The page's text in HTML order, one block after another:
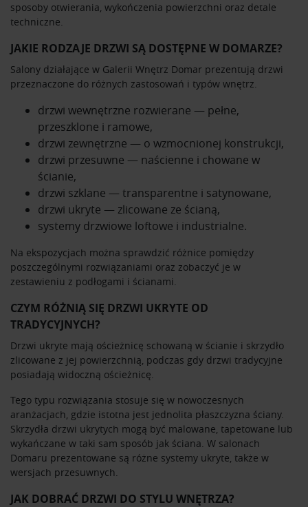
społecznościowym, reklamowym i analitycznym.
Partnerzy mogą połączyć te informacje z innymi danymi
otrzymanymi od Ciebie lub uzyskanymi podczas
sposoby otwierania, wykończenia powierzchni oraz detale
techniczne.
JAKIE RODZAJE DRZWI SĄ DOSTĘPNE W DOMARZE?
Salony działające w Galerii Wnętrz Domar prezentują drzwi
przeznaczone do różnych zastosowań i typów wnętrz.
drzwi wewnętrzne rozwierane — pełne,
przeszklone i ramowe,
drzwi zewnętrzne — o wzmocnionej konstrukcji,
drzwi przesuwne — naścienne i chowane w
ścianie,
drzwi szklane — transparentne i satynowane,
drzwi ukryte — zlicowane ze ścianą,
systemy drzwiowe loftowe i industrialne.
Na ekspozycjach można sprawdzić różnice pomiędzy
poszczególnymi rozwiązaniami oraz zobaczyć je w
zestawieniu z podłogami i ścianami.
CZYM RÓŻNIĄ SIĘ DRZWI UKRYTE OD
TRADYCYJNYCH?
Drzwi ukryte mają ościeżnicę schowaną w ścianie i skrzydło
zlicowane z jej powierzchnią, podczas gdy drzwi tradycyjne
posiadają widoczną ościeżnicę.
Tego typu rozwiązania stosuje się w nowoczesnych
aranżacjach, gdzie istotna jest jednolita płaszczyzna ściany.
Skrzydła drzwi ukrytych mogą być malowane, tapetowane lub
wykańczane w taki sam sposób jak ściana. W salonach
Domaru prezentowane są różne systemy ukryte, także w
wersjach przesuwnych.
JAK DOBRAĆ DRZWI DO STYLU WNĘTRZA?